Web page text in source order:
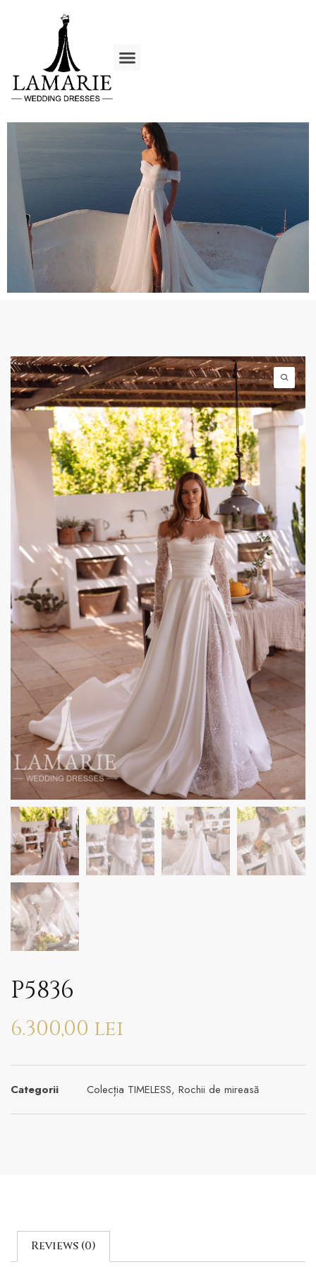
P5836
6.300,00 lei
Categorii Colecția TIMELESS, Rochii de mireasă
Reviews (0)